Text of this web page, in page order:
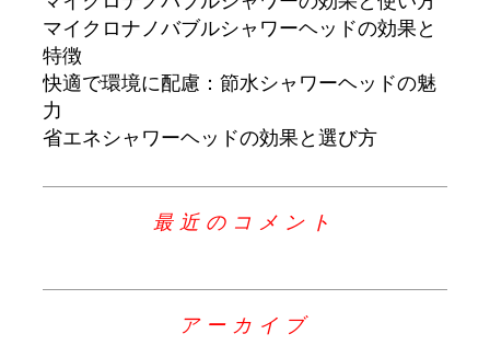
マイクロナノバブルシャワーヘッドの効果と
特徴
快適で環境に配慮：節水シャワーヘッドの魅
力
省エネシャワーヘッドの効果と選び方
最近のコメント
アーカイブ